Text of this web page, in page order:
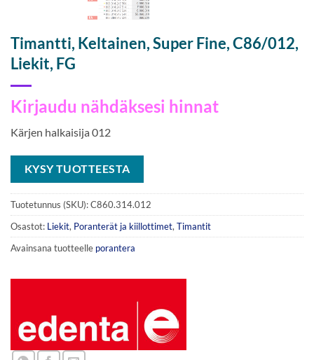
Timantti, Keltainen, Super Fine, C86/012,
Liekit, FG
Kirjaudu nähdäksesi hinnat
Kärjen halkaisija 012
KYSY TUOTTEESTA
Tuotetunnus (SKU):C860.314.012
Osastot: Liekit, Poranterät ja kiillottimet,Timantit
Avainsana tuotteelle porantera